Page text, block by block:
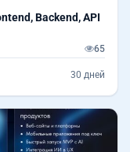
Backend, API
65
30 дней